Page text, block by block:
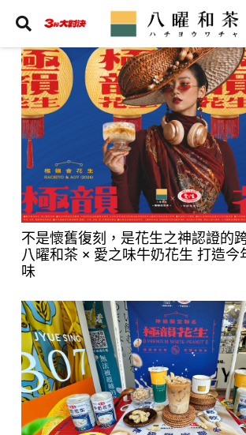
不是懷舊復刻，是花生之神認證的
八曜和茶 × 愛之味牛奶花生 打造今
味